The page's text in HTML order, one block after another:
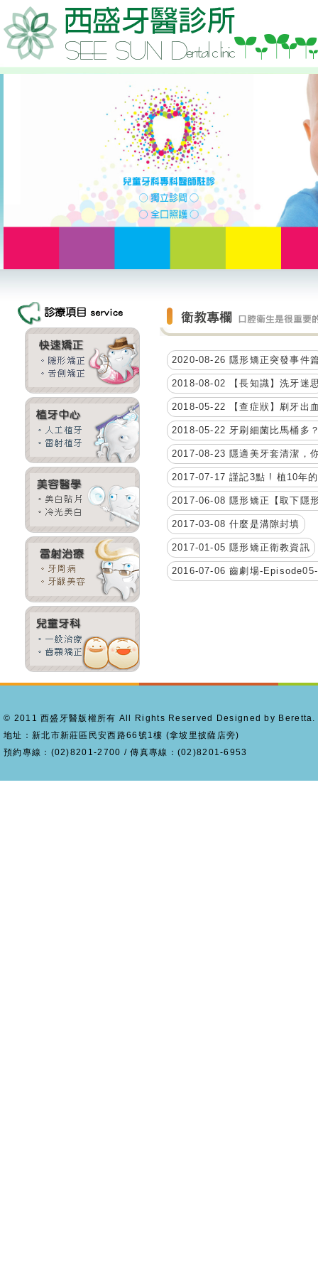
2020-08-26 隱形矯正突發事件
2018-08-02 【長知識】洗牙迷
2018-05-22 【查症狀】刷牙出
2018-05-22 牙刷細菌比馬桶多
2017-08-23 隱適美牙套清潔，
2017-07-17 謹記3點 ! 植10年
2017-06-08 隱形矯正【取下隱
2017-03-08 什麼是溝隙封填
2017-01-05 隱形矯正衛教資訊
2016-07-06 齒劇場-
© 2011 西盛牙醫版權所有 All Rights Reserved Designed by Beretta.
地址：新北市新莊區民安西路66號1樓 (拿坡里披薩店旁)
預約專線：(02)8201-2700 / 傳真專線：(02)8201-6953